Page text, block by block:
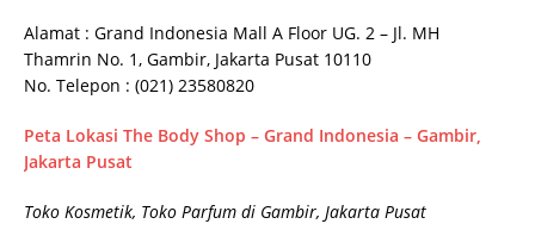
Alamat : Grand Indonesia Mall A Floor UG. 2 – Jl. MH
Thamrin No. 1, Gambir, Jakarta Pusat 10110
No. Telepon : (021) 23580820
Peta Lokasi The Body Shop – Grand Indonesia – Gambir,
Jakarta Pusat
Toko Kosmetik, Toko Parfum di Gambir, Jakarta Pusat